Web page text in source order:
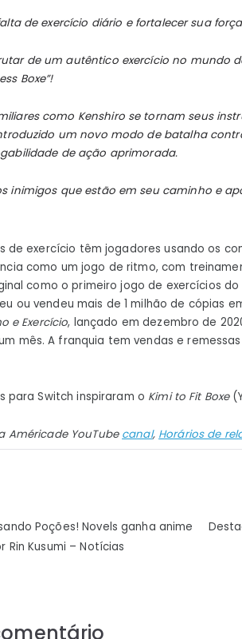
de exercício diário e fortalecer sua
de um autêntico exercício no mundo
Boxe”!
como Kenshiro se tornam seus
um novo modo de batalha
de ação aprimorada.
inimigos que estão em seu caminho e
de exercício têm jogadores usando os
como um jogo de ritmo, com
como o primeiro jogo de exercícios
ou vendeu mais de 1 milhão de cópias
e Exercício, lançado em dezembro de
mês. A franquia tem vendas e
para Switch inspiraram o Kimi to Fit Boxe
Américade YouTube canal, Horários de
Poções! Novels ganha anime
Rin Kusumi – Notícias